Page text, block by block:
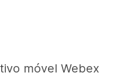
móvel Webex